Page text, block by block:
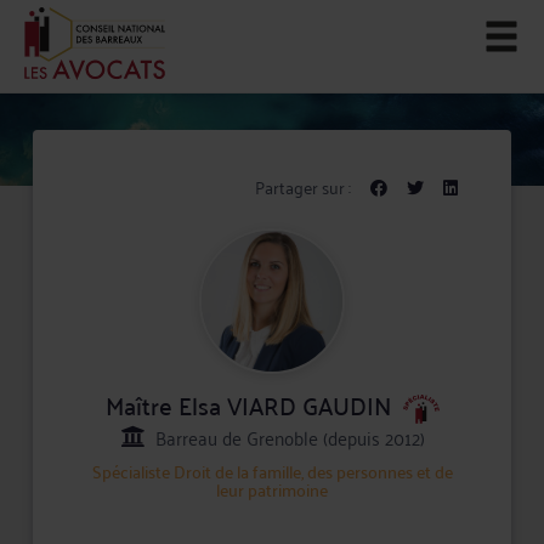
Partager sur :
Maître Elsa VIARD GAUDIN
Barreau de Grenoble (depuis 2012)
SpécialisteDroit de la famille, des personnes et de
leur patrimoine